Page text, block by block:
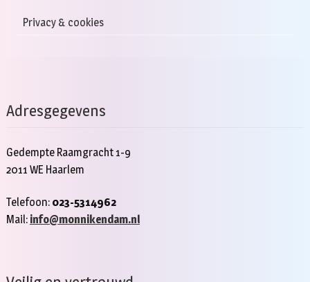
Privacy & cookies
Adresgegevens
Gedempte Raamgracht 1-9
2011 WE Haarlem
Telefoon: 023-5314962
Mail: info@monnikendam.nl